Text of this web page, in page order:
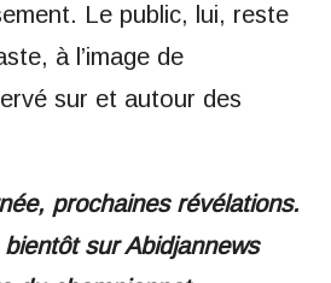
Le public, lui, reste
à l’image de
sur et autour des
prochaines révélations.
sur Abidjannews